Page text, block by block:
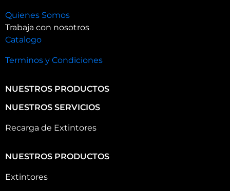
Quienes Somos
Trabaja con nosotros
Catalogo
Terminos y Condiciones
NUESTROS PRODUCTOS
NUESTROS SERVICIOS
Recarga de Extintores
NUESTROS PRODUCTOS
Extintores